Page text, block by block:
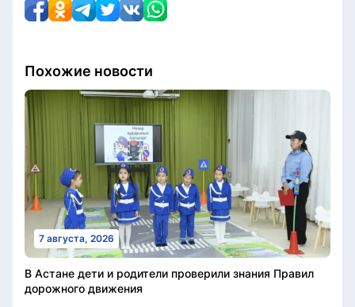
Похожие новости
7 августа, 2026
В Астане дети и родители проверили знания Правил
дорожного движения